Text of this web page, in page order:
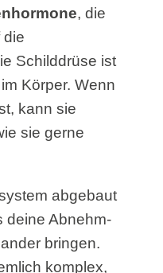
, die
die
Schilddrüse ist
Körper. Wenn
kann sie
sie gerne
abgebaut
deine Abnehm-
bringen.
komplex,